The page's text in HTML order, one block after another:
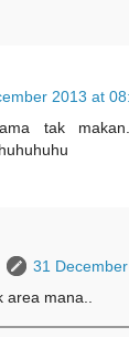
2013 at
tak
31
mana..